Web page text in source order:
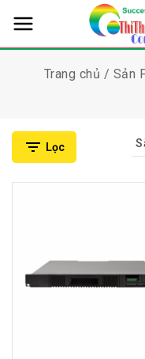
Trang chủ / Sản
Lọc